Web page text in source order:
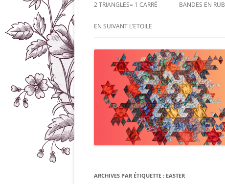
2 TRIANGLES= 1 CARRÉ BANDES EN
EN SUIVANT L’ETOILE
ARCHIVES PAR ÉTIQUETTE : EASTER